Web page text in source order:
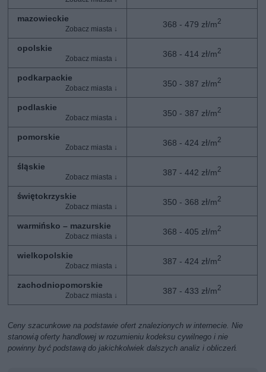
mazowieckie
368 - 479 zł/m2
opolskie
368 - 414 zł/m2
podkarpackie
350 - 387 zł/m2
podlaskie
350 - 387 zł/m2
pomorskie
368 - 424 zł/m2
śląskie
387 - 442 zł/m2
świętokrzyskie
350 - 368 zł/m2
warmińsko – mazurskie
368 - 405 zł/m2
wielkopolskie
387 - 424 zł/m2
zachodniopomorskie
387 - 433 zł/m2
Ceny szacunkowe na podstawie ofert znalezionych w internecie. Nie
stanowią oferty handlowej w rozumieniu kodeksu cywilnego i nie
powinny być podstawą do jakichkolwiek dalszych analiz i obliczeń.